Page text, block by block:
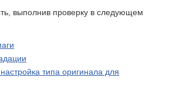
выполнив проверку в следующем
типа оригинала для